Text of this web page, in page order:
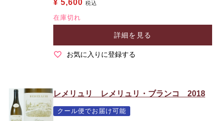
¥ 5,600 税込
在庫切れ
詳細を見る
お気に入りに登録する
レメリュリ レメリュリ・ブランコ 2018
クール便でお届け可能